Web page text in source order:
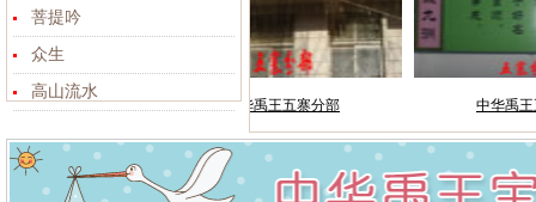
菩提吟
众生
高山流水